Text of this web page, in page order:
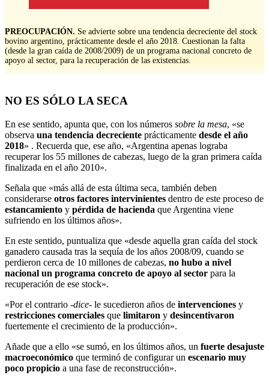
PREOCUPACIÓN. Se advierte sobre una tendencia decreciente del stock
bovino argentino, prácticamente desde el año 2018. Cuestionan la falta
(desde la gran caída de 2008/2009) de un programa nacional concreto de
apoyo al sector, para la recuperación de las existencias.
NO ES SÓLO LA SECA
En ese sentido, apunta que, con los números sobre la mesa, «se
observa una tendencia decreciente prácticamente desde el año
2018» . Recuerda que, ese año, «Argentina apenas lograba
recuperar los 55 millones de cabezas, luego de la gran primera caída
finalizada en el año 2010».
Señala que «más allá de esta última seca, también deben
considerarse otros factores intervinientes dentro de este proceso de
estancamiento y pérdida de hacienda que Argentina viene
sufriendo en los últimos años».
En este sentido, puntualiza que «desde aquella gran caída del stock
ganadero causada tras la sequía de los años 2008/09, cuando se
perdieron cerca de 10 millones de cabezas, no hubo a nivel
nacional un programa concreto de apoyo al sector para la
recuperación de ese stock».
«Por el contrario -dice- le sucedieron años de intervenciones y
restricciones comerciales que limitaron y desincentivaron
fuertemente el crecimiento de la producción».
Añade que a ello «se sumó, en los últimos años, un fuerte desajuste
macroeconómico que terminó de configurar un escenario muy
poco propicio a una fase de reconstrucción».